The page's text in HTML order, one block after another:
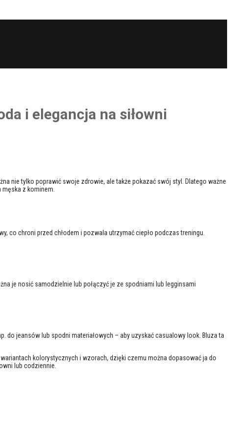
i elegancja na siłowni
nie tylko poprawić swoje zdrowie, ale także pokazać swój styl. Dlatego ważne
z kominem.
co chroni przed chłodem i pozwala utrzymać ciepło podczas treningu.
je nosić samodzielnie lub połączyć je ze spodniami lub legginsami
do jeansów lub spodni materiałowych – aby uzyskać casualowy look. Bluza ta
kolorystycznych i wzorach, dzięki czemu można dopasować ja do
lub codziennie.